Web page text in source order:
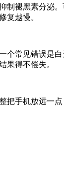
褪黑素分泌
复越慢。
常见错误是
果得不偿失。
手机放远一